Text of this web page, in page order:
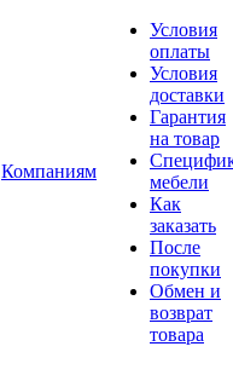
Компаниям
Условия
оплаты
Условия
доставки
Гарантия
на товар
мебели
Как
заказать
После
покупки
Обмен и
возврат
товара